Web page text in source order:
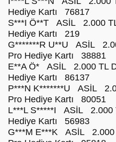
Hediye Kartı 76817
S***I Ö**T ASİL 2.000
Hediye Kartı 219
G*******R U**U ASİL
Pro Hediye Kartı 38881
E**A Ö* ASİL 2.000 TL
Hediye Kartı 86137
P***N K*******U ASİL
Pro Hediye Kartı 80051
L***L S*****I ASİL 2.000
Hediye Kartı 56983
G***M E***K ASİL 2.000